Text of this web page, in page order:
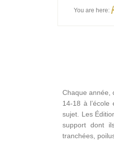
You are here:
Chaque année,
14-18 à
sujet. Les
support dont
tranchées,